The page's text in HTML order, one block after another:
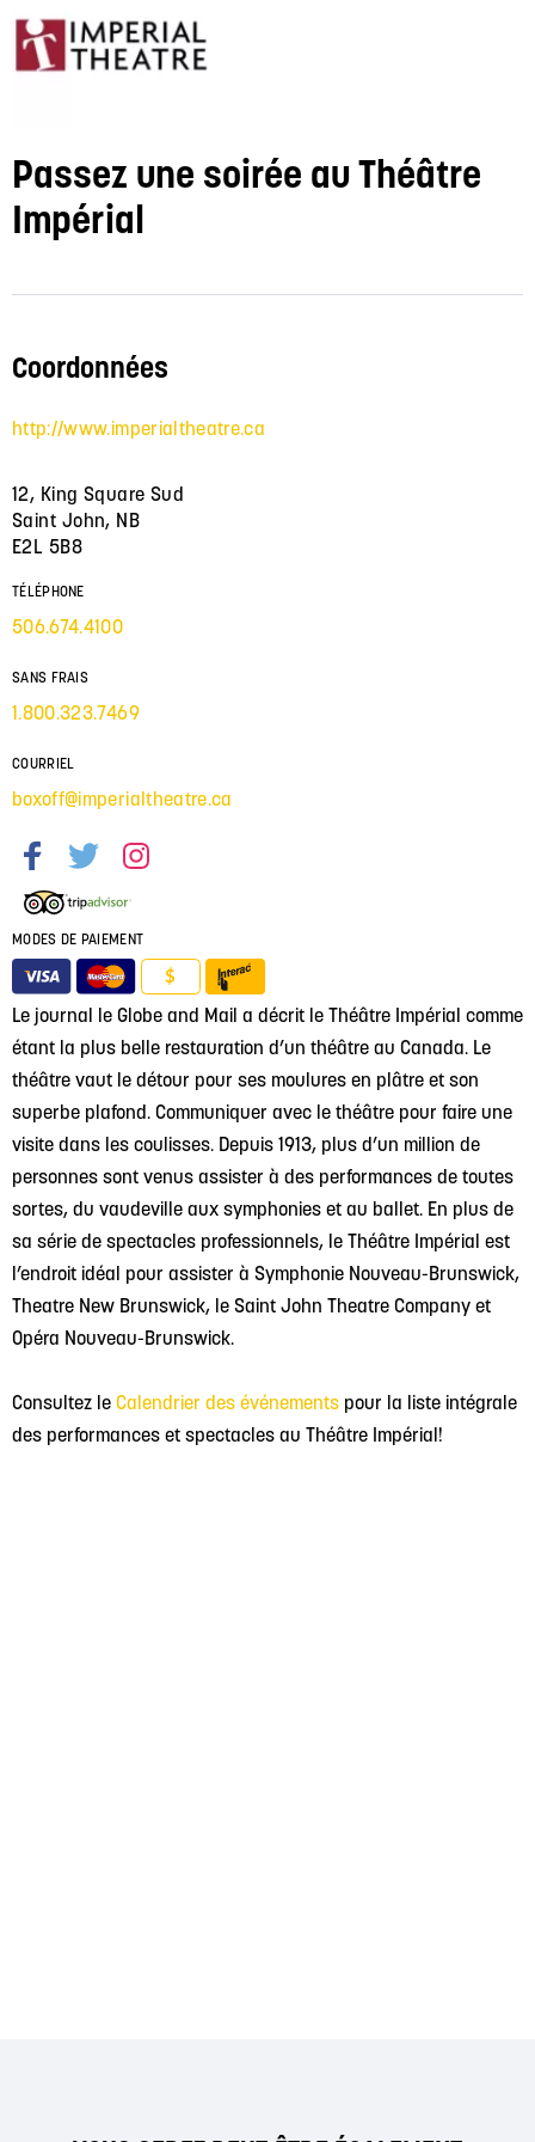
Passez une soirée au Théâtre
Impérial
Le journal le Globe and Mail a décrit le Théâtre Impérial comme
étant la plus belle restauration d’un théâtre au Canada. Le
théâtre vaut le détour pour ses moulures en plâtre et son
superbe plafond. Communiquer avec le théâtre pour faire une
visite dans les coulisses. Depuis 1913, plus d’un million de
personnes sont venus assister à des performances de toutes
sortes, du vaudeville aux symphonies et au ballet. En plus de
sa série de spectacles professionnels, le Théâtre Impérial est
l’endroit idéal pour assister à Symphonie Nouveau-Brunswick,
Theatre New Brunswick, le Saint John Theatre Company et
Opéra Nouveau-Brunswick.
Consultez le Calendrier des événements pour la liste intégrale
des performances et spectacles au Théâtre Impérial!
Coordonnées
http://www.imperialtheatre.ca
12, King Square Sud
Saint John, NB
E2L 5B8
TÉLÉPHONE
506.674.4100
SANS FRAIS
1.800.323.7469
COURRIEL
boxoff@imperialtheatre.ca
MODES DE PAIEMENT
$